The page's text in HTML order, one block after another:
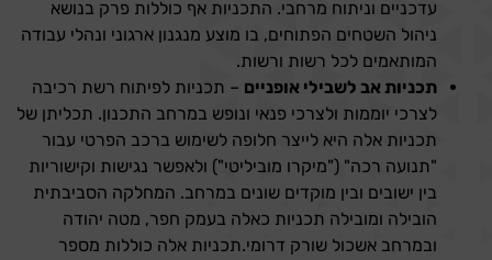
עדכניים וניתוח מרחבי. התכניות אף כוללות פרק בנושא
ניהול השטחים הפתוחים, בו מוצע מנגנון ארגוני ונהלי עבודה
המותאמים לכל רשות ורשות.
תכניות אב לשבילי אופניים – תכניות לפיתוח רשת רכיבה
לצרכי יוממות ולצרכי פנאי ונופש במרחב התכנון. תכליתן של
תכניות אלה היא לייצר חלופה לשימוש ברכב הפרטי עבור
"תנועה רכה" ("מיקרו מוביליטי") ולאפשר נגישות וקישוריות
בין ישובים ובין מוקדים שונים במרחב. המחלקה הסביבתית
הובילה ומובילה תכניות כאלה בעמק חפר, מטה יהודה
ובמרחב אשכול שורק דרומי.תכניות אלה כוללות מספר